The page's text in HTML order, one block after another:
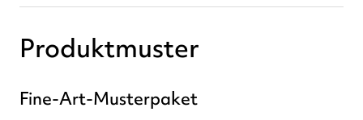
Produktmuster
Fine-Art-Musterpaket